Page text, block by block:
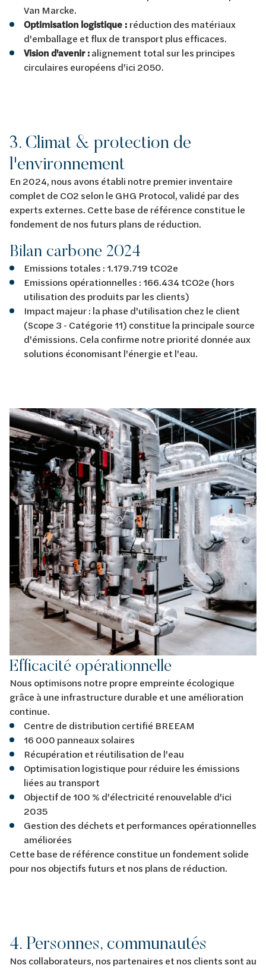
Van Marcke.
Optimisation logistique : réduction des matériaux
d'emballage et flux de transport plus efficaces.
Vision d'avenir :alignement total sur les principes
circulaires européens d'ici 2050.
3. Climat & protection de
l'environnement
En 2024, nous avons établi notre premier inventaire
complet de CO2 selon le GHG Protocol, validé par des
experts externes. Cette base de référence constitue le
fondement de nos futurs plans de réduction.
Bilan carbone 2024
Emissions totales : 1.179.719 tCO2e
Emissions opérationnelles : 166.434 tCO2e (hors
utilisation des produits par les clients)
Impact majeur : la phase d'utilisation chez le client
(Scope 3 - Catégorie 11) constitue la principale source
d'émissions. Cela confirme notre priorité donnée aux
solutions économisant l'énergie et l'eau.
Efficacité opérationnelle
Nous optimisons notre propre empreinte écologique
grâce à une infrastructure durable et une amélioration
continue.
Centre de distribution certifié BREEAM
16 000 panneaux solaires
Récupération et réutilisation de l'eau
Optimisation logistique pour réduire les émissions
liées au transport
Objectif de 100 % d'électricité renouvelable d'ici
2035
Gestion des déchets et performances opérationnelles
améliorées
Cette base de référence constitue un fondement solide
pour nos objectifs futurs et nos plans de réduction.
4. Personnes, communautés
Nos collaborateurs, nos partenaires et nos clients sont au